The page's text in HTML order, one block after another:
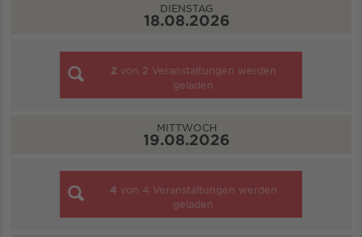
DIENSTAG
18.08.2026
2 von 2 Veranstaltungen werden
geladen
MITTWOCH
19.08.2026
4 von 4 Veranstaltungen werden
geladen